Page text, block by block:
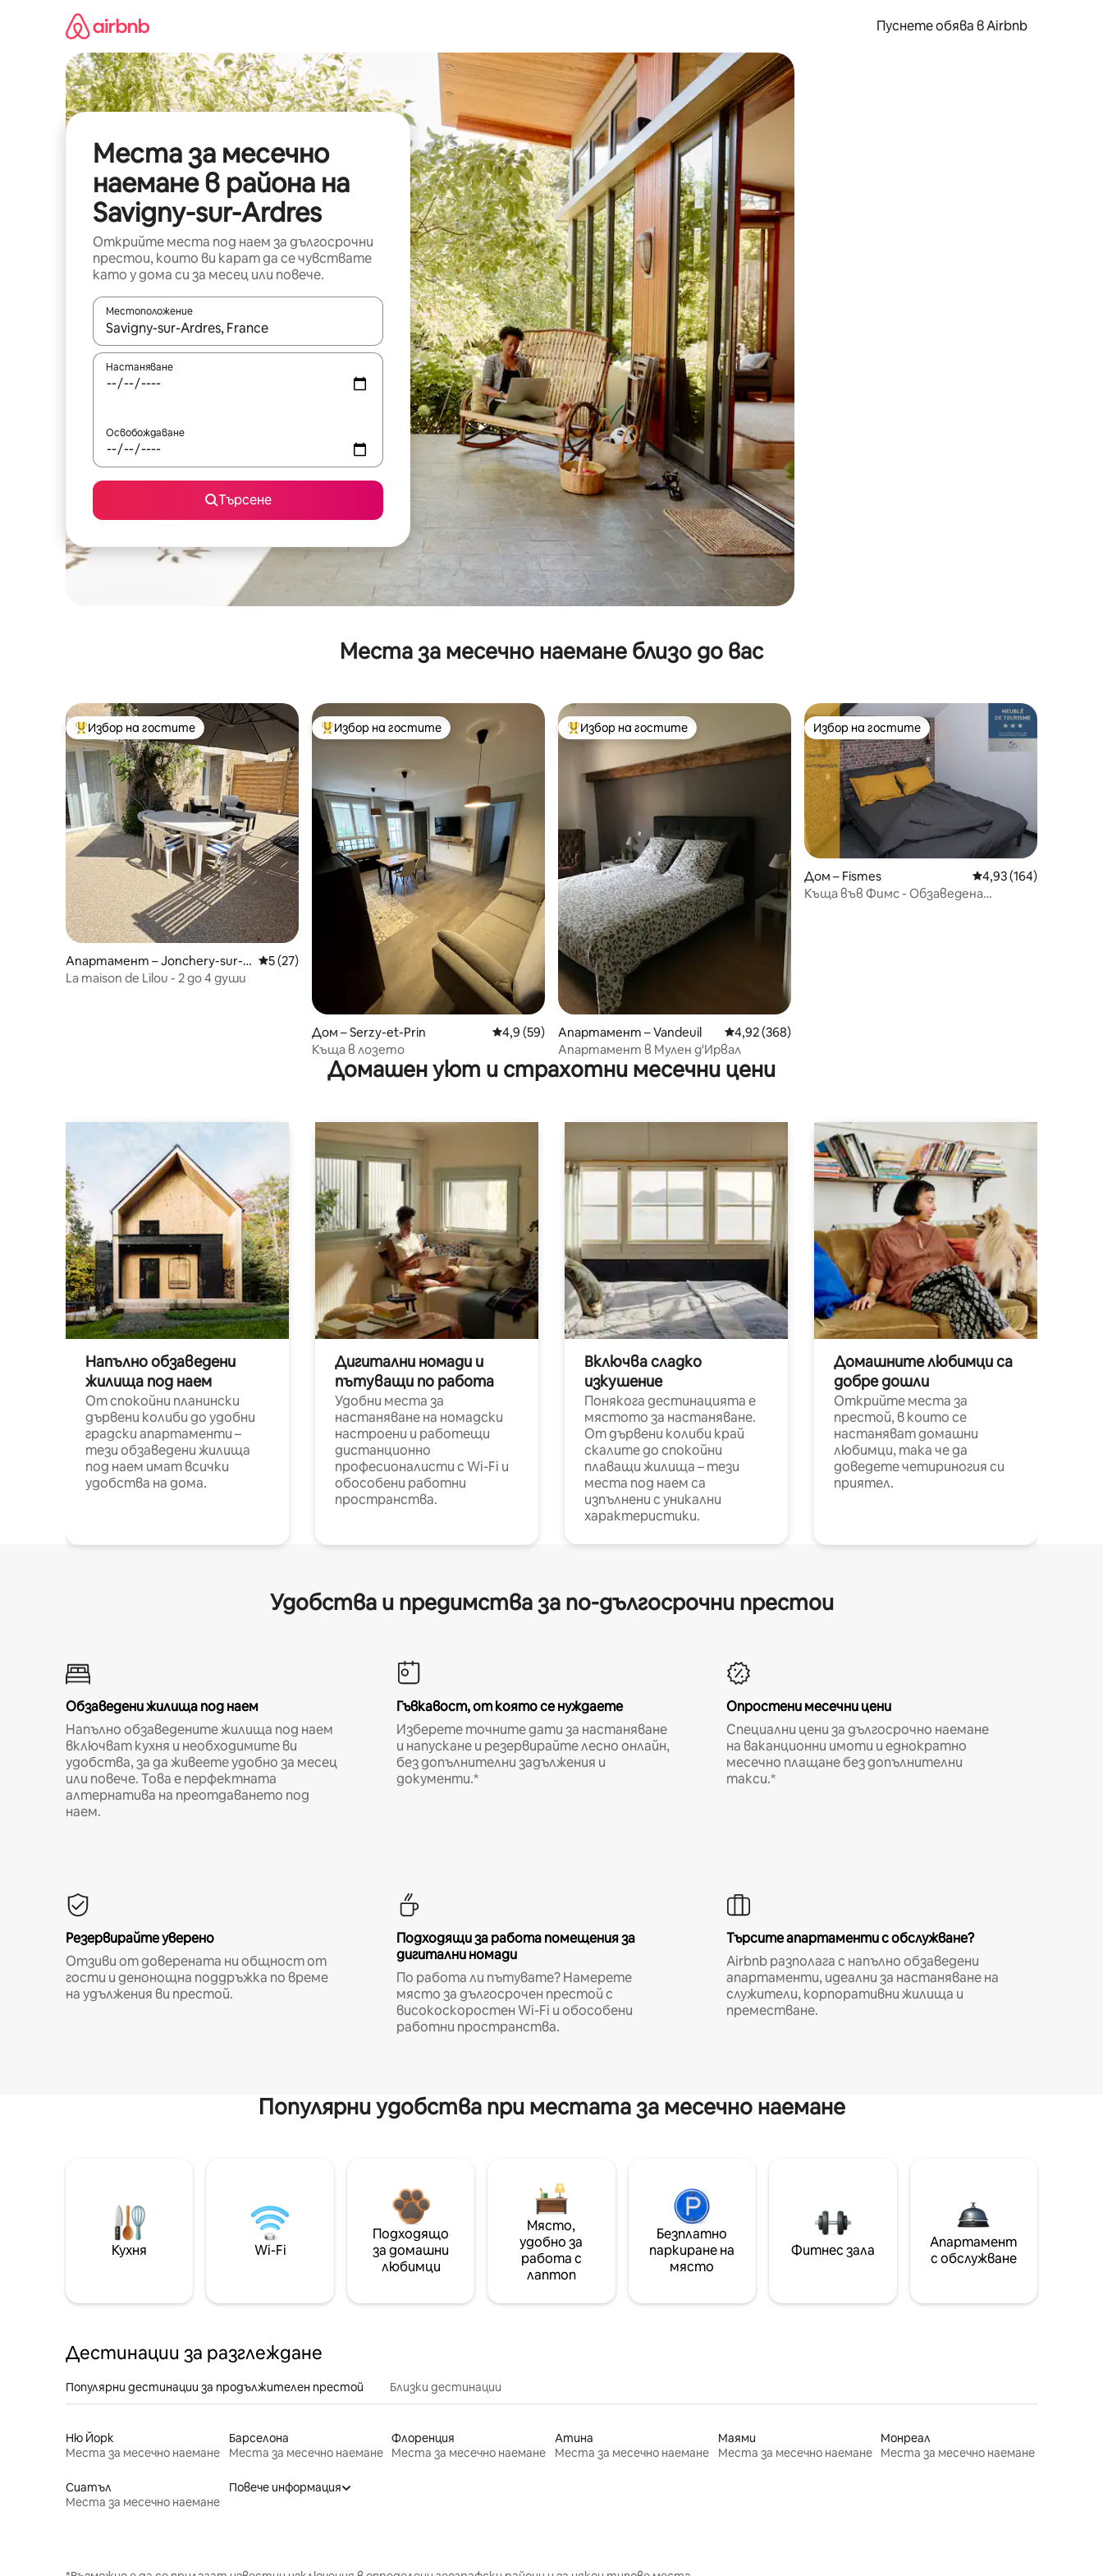
съдържанието
Пуснете обява в Airbnb
Места за месечно
наемане в района на
Savigny-sur-Ardres
Открийте места под наем за дългосрочни
престои, които ви карат да се чувствате
като у дома си за месец или повече.
Местоположение
Когато резултатите се покажат, използвайте клавишите със стрелки нагоре и надолу или навигирайте с докосване или плъзгане.
Настаняване
Освобождаване
Търсене
Места за месечно наемане близо до вас
Най-популярен избор на гостите
Избор на гостите
Апартамент – Jonchery-sur-V
esle
Средна оценка: 5 от 5, 27 отзива
5 (27)
La maison de Lilou - 2 до 4 души
Най-популярен избор на гостите
Избор на гостите
Дом – Serzy-et-Prin Средна оценка: 4,9 от 5, 59 отзива
4,9 (59)
Къща в лозето
Най-популярен избор на гостите
Избор на гостите
Апартамент – Vandeuil Средна оценка: 4,92 от 5, 368 отзива
4,92 (368)
Апартамент в Мулен д'Ирвал
Избор на гостите
Избор на гостите
Дом – Fismes Средна оценка: 4,93
4,93 (164)
Къща във Фимс - Обзаведена
Домашен уют и страхотни месечни цени
Напълно обзаведени
жилища под наем
От спокойни планински
дървени колиби до удобни
градски апартаменти –
тези обзаведени жилища
под наем имат всички
удобства на дома.
Дигитални номади и
пътуващи по работа
Удобни места за
настаняване на номадски
настроени и работещи
дистанционно
професионалисти с Wi-Fi и
обособени работни
пространства.
Включва сладко
изкушение
Понякога дестинацията е
мястото за настаняване.
От дървени колиби край
скалите до спокойни
плаващи жилища – тези
места под наем са
изпълнени с уникални
характеристики.
Домашните любимци са
добре дошли
Открийте места за
престой, в които се
настаняват домашни
любимци, така че да
доведете четириногия си
приятел.
Удобства и предимства за по-дългосрочни престои
Обзаведени жилища под наем
Напълно обзаведените жилища под наем
включват кухня и необходимите ви
удобства, за да живеете удобно за месец
или повече. Това е перфектната
алтернатива на преотдаването под
наем.
Гъвкавост, от която се нуждаете
Изберете точните дати за настаняване
и напускане и резервирайте лесно онлайн,
без допълнителни задължения и
документи.*
Опростени месечни цени
Специални цени за дългосрочно наемане
на ваканционни имоти и еднократно
месечно плащане без допълнителни
такси.*
Резервирайте уверено
Отзиви от доверената ни общност от
гости и денонощна поддръжка по време
на удължения ви престой.
Подходящи за работа помещения за
дигитални номади
По работа ли пътувате? Намерете
място за дългосрочен престой с
високоскоростен Wi-Fi и обособени
работни пространства.
Търсите апартаменти с обслужване?
Airbnb разполага с напълно обзаведени
апартаменти, идеални за настаняване на
служители, корпоративни жилища и
преместване.
Популярни удобства при местата за месечно наемане
Кухня Wi-Fi
Подходящо
за домашни
любимци
Място,
удобно за
работа с
лаптоп
Безплатно
паркиране на
място
Фитнес зала
Апартамент
с обслужване
Дестинации за разглеждане
Популярни дестинации за продължителен престой Близки дестинации
Ню Йорк
Места за месечно наемане
Барселона
Места за месечно наемане
Флоренция
Места за месечно наемане
Атина
Места за месечно наемане
Маями
Места за месечно наемане
Монреал
Места за месечно наемане
Сиатъл
Места за месечно наемане
Повече информация